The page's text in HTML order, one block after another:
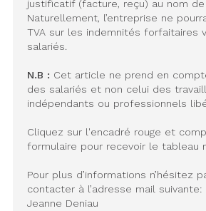
justificatif (facture, reçu) au nom de
Naturellement, l’entreprise ne
TVA sur les indemnités forfaitaires
salariés.
N.B : Cet article ne prend en
des salariés et non celui des
indépendants ou professionnels
Cliquez sur l'encadré rouge et
formulaire pour recevoir le tableau
Pour plus d’informations n’hésitez
contacter à l’adresse mail suivante:
Jeanne Deniau